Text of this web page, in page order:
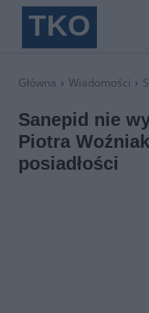
TKO
Główna Wiadomości
Sanepid nie
Piotra
posiadłości